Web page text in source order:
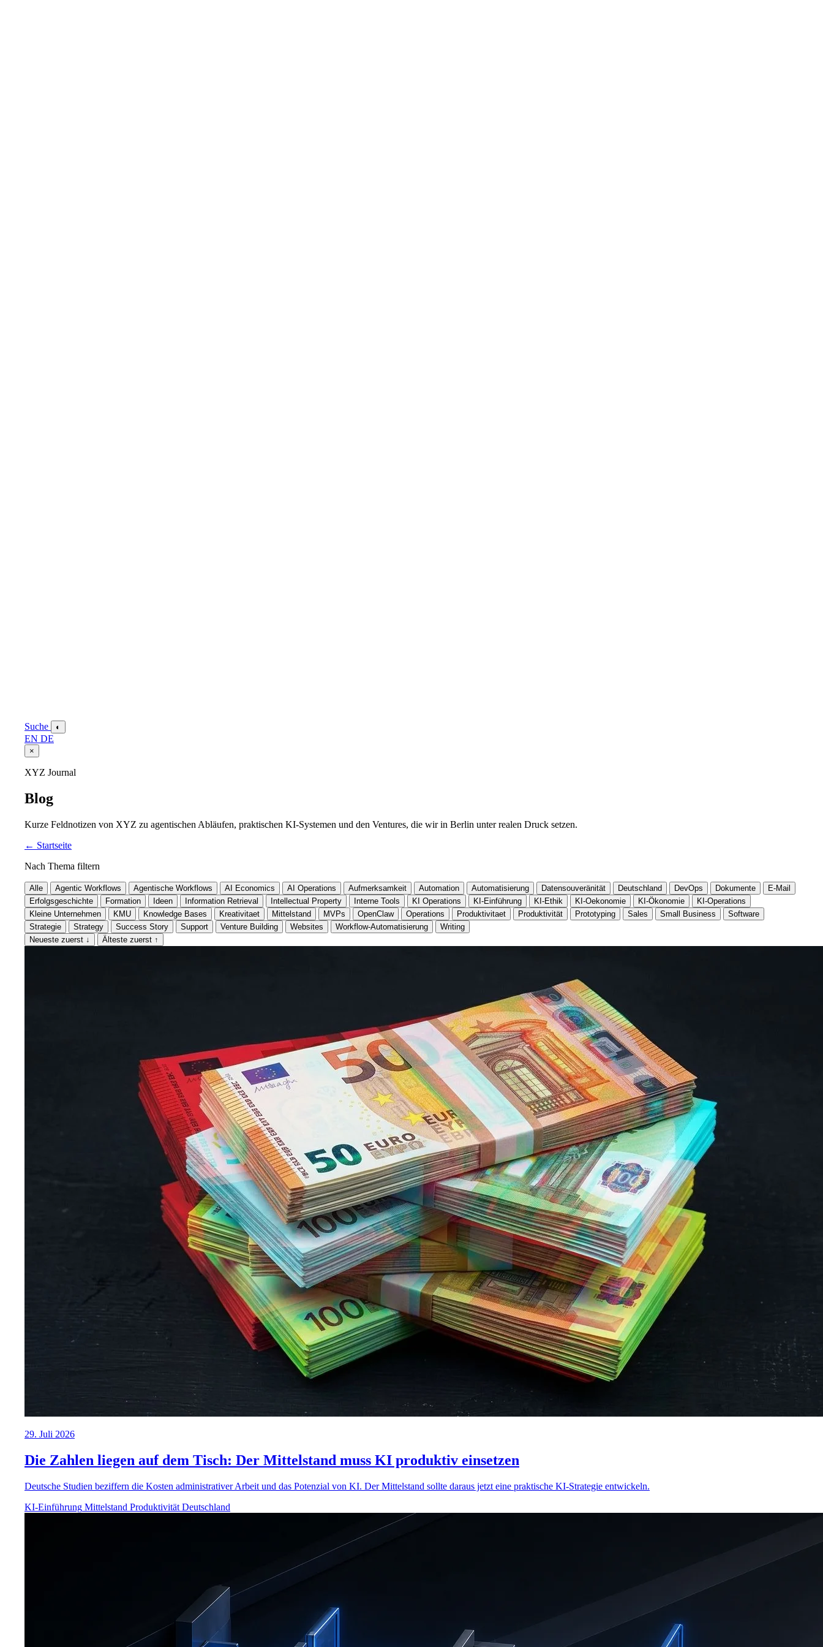
Suche ◐
EN DE
×
XYZ Journal
Blog
Kurze Feldnotizen von XYZ zu agentischen Abläufen, praktischen KI-Systemen und den Ventures, die wir in Berlin unter realen Druck setzen.
← Startseite
Nach Thema filtern
Alle Agentic Workflows Agentische Workflows AI Economics AI Operations Aufmerksamkeit Automation Automatisierung Datensouveränität Deutschland DevOps Dokumente
E-Mail
Erfolgsgeschichte
Formation Ideen Information Retrieval Intellectual Property Interne Tools KI Operations KI-Einführung KI-Ethik KI-Oekonomie KI-Ökonomie
KI-Operations
Kleine Unternehmen
KMU Knowledge Bases Kreativitaet Mittelstand MVPs OpenClaw Operations Produktivitaet Produktivität Prototyping Sales Small Business
Software
Strategie
Strategy Success Story Support Venture Building Websites Workflow-Automatisierung
Writing
Neueste zuerst ↓ Älteste zuerst ↑
29. Juli 2026
Die Zahlen liegen auf dem Tisch: Der Mittelstand muss KI produktiv einsetzen
Deutsche Studien beziffern die Kosten administrativer Arbeit und das Potenzial von KI. Der Mittelstand sollte daraus jetzt eine praktische KI-Strategie entwickeln.
KI-Einführung Mittelstand Produktivität Deutschland